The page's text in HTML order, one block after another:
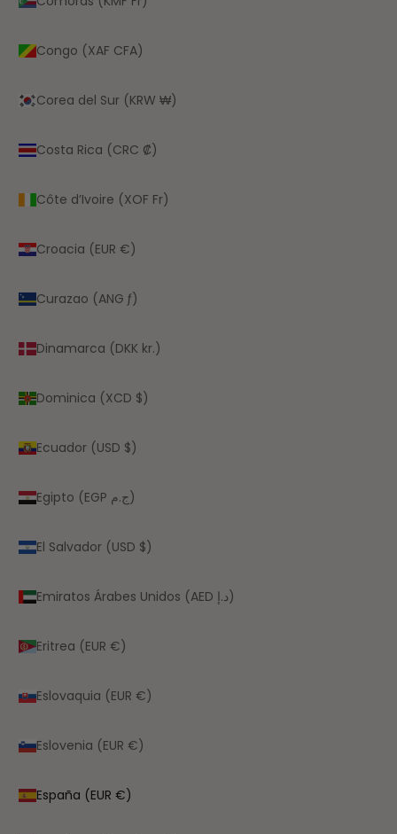
Congo (XAF CFA)
Corea del Sur (KRW ₩)
Costa Rica (CRC ₡)
Côte d’Ivoire (XOF Fr)
Croacia (EUR €)
Curazao (ANG ƒ)
Dinamarca (DKK kr.)
Dominica (XCD $)
Ecuador (USD $)
Egipto (EGP ج.م)
El Salvador (USD $)
Emiratos Árabes Unidos (AED د.إ)
Eritrea (EUR €)
Eslovaquia (EUR €)
Eslovenia (EUR €)
España (EUR €)